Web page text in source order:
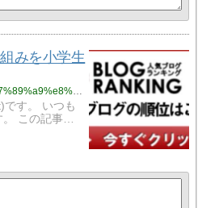
みを小学生
http://r-k-ec.main.jp/2019/10/17/%e7%89%a9%e8%b2%a9%e3%83%93%e3%82%b8%e3%83%8d%e3%82%b9%e3%81%8c%e7%a8%bc%e3%81%92%e3%82%8b%e4%bb%95%e7%b5%84%e3%81%bf%e3%82%92%e5%b0%8f%e5%ad%a6%e7%94%9f%e3%81%ab%e3%82%82%e5%88%86%e3%81%8b%e3%82%8b/
です。 いつも
この記事…